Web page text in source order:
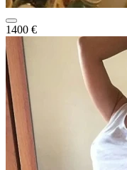
1400 €